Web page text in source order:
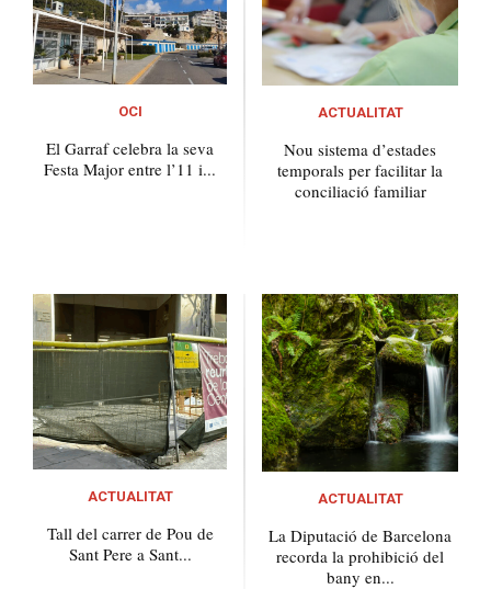
OCI
El Garraf celebra la seva
Festa Major entre l’11 i...
ACTUALITAT
Nou sistema d’estades
temporals per facilitar la
conciliació familiar
ACTUALITAT
Tall del carrer de Pou de
Sant Pere a Sant...
ACTUALITAT
La Diputació de Barcelona
recorda la prohibició del
bany en...